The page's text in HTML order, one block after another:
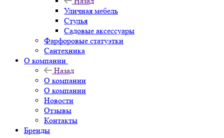
Уличная мебель
Стулья
Садовые аксессуары
Фарфоровые статуэтки
Сантехника
О компании
Назад
О компании
О компании
Новости
Отзывы
Контакты
Бренды